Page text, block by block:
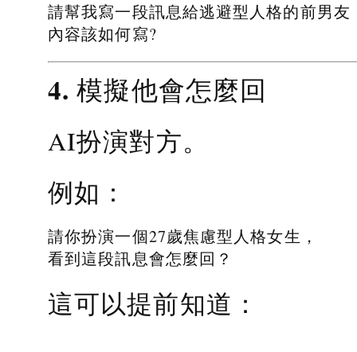
請幫我寫一段訊息給逃避型人格的前男友
內容該如何寫?
4. 模擬他會怎麼回
AI扮演對方。
例如：
請你扮演一個27歲焦慮型人格女生，
看到這段訊息會怎麼回？
這可以提前知道：